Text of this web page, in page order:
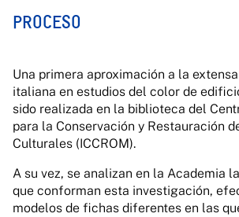
PROCESO
Una primera aproximación a la
italiana en estudios del color de
sido realizada en la biblioteca del
para la Conservación y Restauración
Culturales (ICCROM).
A su vez, se analizan en la Academia
que conforman esta investigación,
modelos de fichas diferentes en las